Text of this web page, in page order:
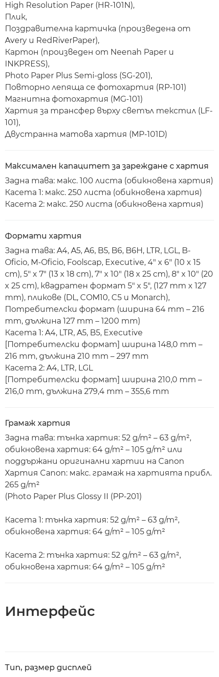
High Resolution Paper (HR-101N),
Плик,
Поздравителна картичка (произведена от
Avery и RedRiverPaper),
Картон (произведен от Neenah Paper и
INKPRESS),
Photo Paper Plus Semi-gloss (SG-201),
Повторно лепяща се фотохартия (RP-101)
Магнитна фотохартия (MG-101)
Хартия за трансфер върху светъл текстил (LF-
101),
Двустранна матова хартия (MP-101D)
Максимален капацитет за зареждане с хартия
Задна тава: макс. 100 листа (обикновена хартия)
Касета 1: макс. 250 листа (обикновена хартия)
Касета 2: макс. 250 листа (обикновена хартия)
Формати хартия
Задна тава: A4, A5, A6, B5, B6, B6H, LTR, LGL, B-
Oficio, M-Oficio, Foolscap, Executive, 4" x 6" (10 x 15
cm), 5" x 7" (13 x 18 cm), 7" x 10" (18 x 25 cm), 8" x 10" (20
x 25 cm), квадратен формат 5" x 5", (127 mm x 127
mm), пликове (DL, COM10, C5 и Monarch),
Потребителски формат (ширина 64 mm – 216
mm, дължина 127 mm – 1200 mm)
Касета 1: A4, LTR, A5, B5, Executive
[Потребителски формат] ширина 148,0 mm –
216 mm, дължина 210 mm – 297 mm
Касета 2: A4, LTR, LGL
[Потребителски формат] ширина 210,0 mm –
216,0 mm, дължина 279,4 mm – 355,6 mm
Грамаж хартия
Задна тава: тънка хартия: 52 g/m² – 63 g/m²,
обикновена хартия: 64 g/m² – 105 g/m² или
поддържани оригинални хартии на Canon
Хартия Canon: макс. грамаж на хартията прибл.
265 g/m²
(Photo Paper Plus Glossy II (PP-201)
Касета 1: тънка хартия: 52 g/m² – 63 g/m²,
обикновена хартия: 64 g/m² – 105 g/m²
Касета 2: тънка хартия: 52 g/m² – 63 g/m²,
обикновена хартия: 64 g/m² – 105 g/m²
Интерфейс
Тип, размер дисплей